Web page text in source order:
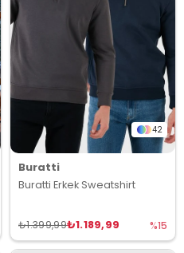
42
Buratti
Buratti Erkek Sweatshirt
₺1.189,99
₺1.399,99 %15